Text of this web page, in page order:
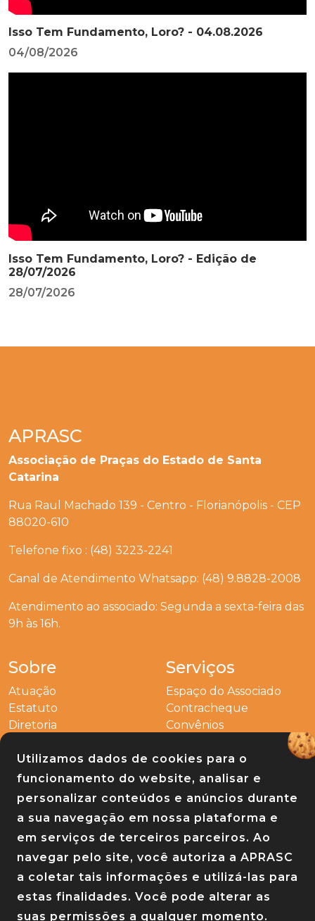
Isso Tem Fundamento, Loro? - 04.08.2026
04/08/2026
Isso Tem Fundamento, Loro? - Edição de
28/07/2026
28/07/2026
Utilizamos dados de cookies para o
funcionamento do website, analisar e
personalizar conteúdos e anúncios durante
a sua navegação em nossa plataforma e
em serviços de terceiros parceiros. Ao
navegar pelo site, você autoriza a APRASC
a coletar tais informações e utilizá-las para
estas finalidades. Você pode alterar as
suas permissões a qualquer momento.
APRASC
Associação de Praças do Estado de Santa
Catarina
Rua Raul Machado 139 - Centro - Florianópolis - CEP
88020-610
Telefone fixo : (48) 3223-2241
Canal de Atendimento Whatsapp: (48) 9.8828-2008
Atendimento ao associado: Segunda a sexta-feira das
9h às 16h.
Sobre
Atuação
Estatuto
Diretoria
Serviços
Espaço do Associado
Contracheque
Convênios
Outros
Entre em contato
Links
Baixe nosso app